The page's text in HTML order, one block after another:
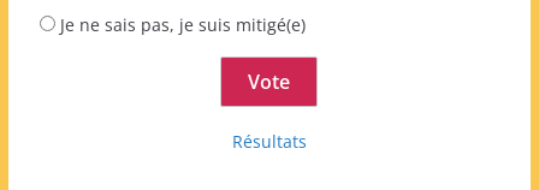
Je ne sais pas, je suis mitigé(e)
Résultats